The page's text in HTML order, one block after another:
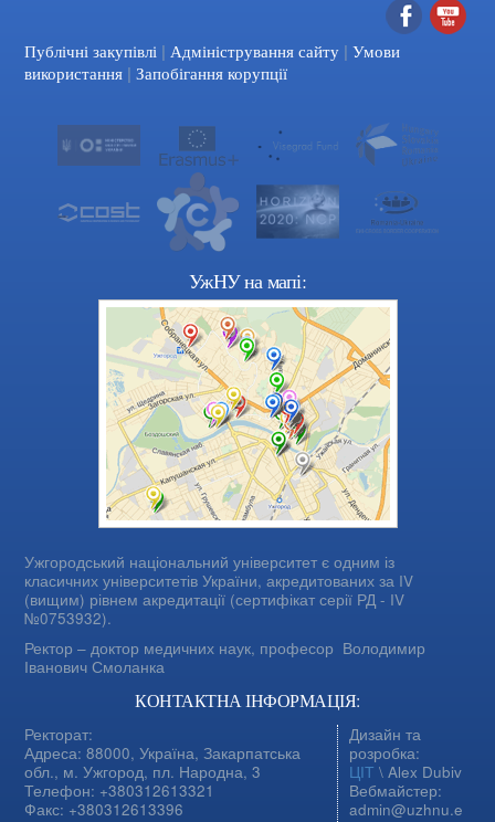
Facebook
Публічні закупівлі | Адміністрування сайту | Умови
використання | Запобігання корупції
УжНУ на мапі:
Ужгородський національний університет є одним із
класичних університетів України, акредитованих за IV
(вищим) рівнем акредитації (сертифікат серії РД - IV
№0753932).
Ректор – доктор медичних наук, професор Володимир
Іванович Смоланка
КОНТАКТНА ІНФОРМАЦІЯ:
Ректорат:
Адреса: 88000, Україна, Закарпатська
обл., м. Ужгород, пл. Народна, 3
Телефон: +380312613321
Факс: +380312613396
Дизайн та
розробка:
ЦІТ \ Alex Dubiv
Вебмайстер:
admin@uzhnu.e